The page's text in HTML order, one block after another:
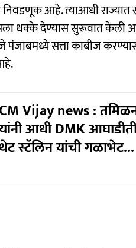
आहे. त्याआधी राज्यात
धक्के देण्यास सुरूवात केली
सत्ता काबीज
CM Vijay news :
आधी DMK
स्टॅलिन यांची गळाभेट...